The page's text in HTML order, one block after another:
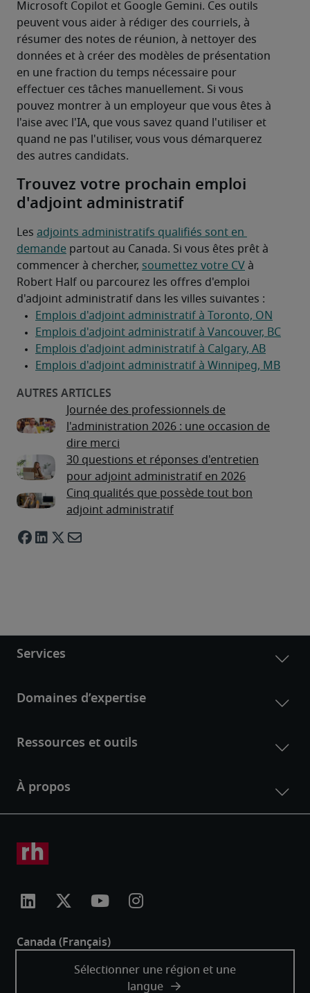
Microsoft Copilot et Google Gemini. Ces outils
peuvent vous aider à rédiger des courriels, à
résumer des notes de réunion, à nettoyer des
données et à créer des modèles de présentation
en une fraction du temps nécessaire pour
effectuer ces tâches manuellement. Si vous
pouvez montrer à un employeur que vous êtes à
l'aise avec l'IA, que vous savez quand l'utiliser et
quand ne pas l'utiliser, vous vous démarquerez
des autres candidats.
Trouvez votre prochain emploi
d'adjoint administratif
Les adjoints administratifs qualifiés sont en
demande partout au Canada. Si vous êtes prêt à
commencer à chercher, soumettez votre CV à
Robert Half ou parcourez les offres d'emploi
d'adjoint administratif dans les villes suivantes :
Journée des professionnels de
l'administration 2026 : une occasion de
dire merci
30 questions et réponses d'entretien
pour adjoint administratif en 2026
Cinq qualités que possède tout bon
adjoint administratif